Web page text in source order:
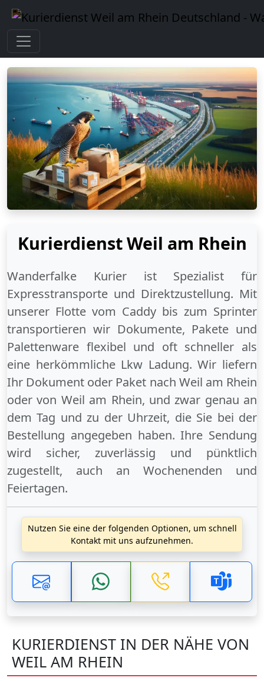
Kurierdienst Weil am Rhein
Wanderfalke Kurier ist Spezialist für
Expresstransporte und Direktzustellung. Mit
unserer Flotte vom Caddy bis zum Sprinter
transportieren wir Dokumente, Pakete und
Palettenware flexibel und oft schneller als
eine herkömmliche Lkw Ladung. Wir liefern
Ihr Dokument oder Paket nach Weil am Rhein
odervon Weil am Rhein, und zwar genau an
dem Tag und zu der Uhrzeit, die Sie bei der
Bestellung angegeben haben. Ihre Sendung
wird sicher, zuverlässig und pünktlich
zugestellt, auch an Wochenenden und
Feiertagen.
Nutzen Sie eine der folgenden Optionen, um schnell
Kontakt mit uns aufzunehmen.
KURIERDIENST IN DER NÄHE VON
WEIL AM RHEIN